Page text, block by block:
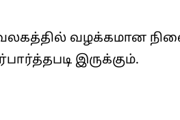
வழக்கமான
இருக்கும்.